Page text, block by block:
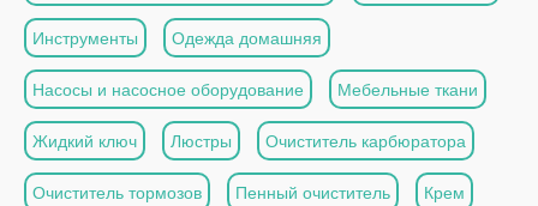
Инструменты Одежда домашняя
Насосы и насосное оборудование Мебельные ткани
Жидкий ключ Люстры Очиститель карбюратора
Очиститель тормозов Пенный очиститель Крем